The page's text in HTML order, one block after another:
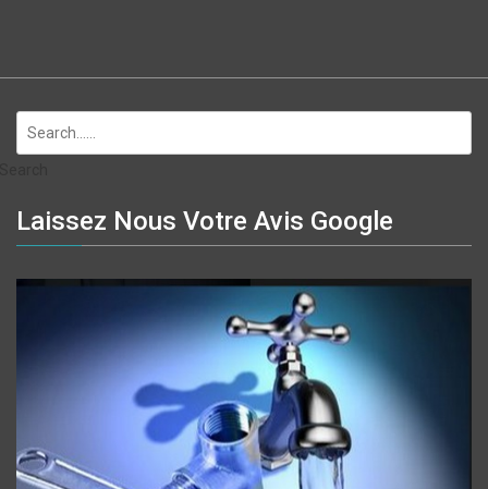
Laissez Nous Votre Avis Google